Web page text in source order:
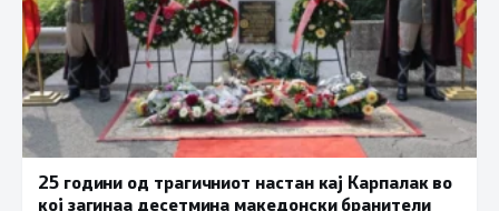
25 години од трагичниот настан кај Карпалак во
кој загинаа десетмина македонски бранители